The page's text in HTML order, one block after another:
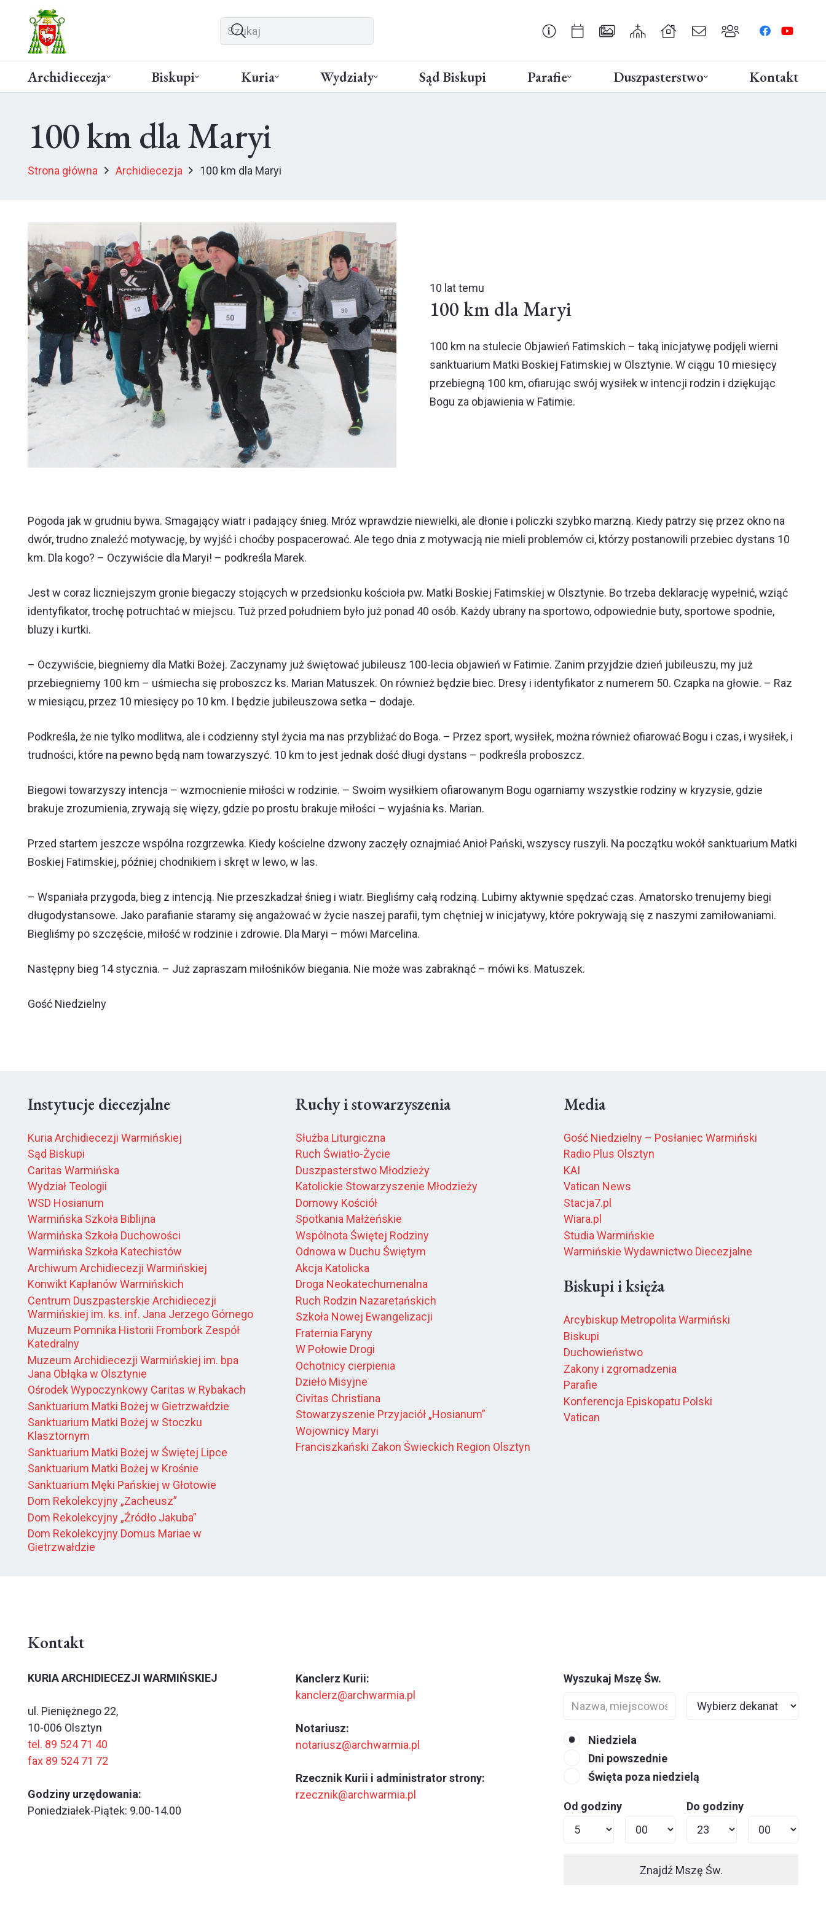
Archidiecezja Biskupi Kuria Wydziały Sąd Biskupi Parafie Duszpasterstwo Kontakt
100 km dla Maryi
Strona główna Archidiecezja 100 km dla Maryi
10 lat temu
100 km dla Maryi
100 km na stulecie Objawień Fatimskich – taką inicjatywę podjęli wierni
sanktuarium Matki Boskiej Fatimskiej w Olsztynie. W ciągu 10 miesięcy
przebiegną 100 km, ofiarując swój wysiłek w intencji rodzin i dziękując
Bogu za objawienia w Fatimie.
Pogoda jak w grudniu bywa. Smagający wiatr i padający śnieg. Mróz wprawdzie niewielki, ale dłonie i policzki szybko marzną. Kiedy patrzy się przez okno na
dwór, trudno znaleźć motywację, by wyjść i choćby pospacerować. Ale tego dnia z motywacją nie mieli problemów ci, którzy postanowili przebiec dystans 10
km. Dla kogo? – Oczywiście dla Maryi! – podkreśla Marek.
Jest w coraz liczniejszym gronie biegaczy stojących w przedsionku kościoła pw. Matki Boskiej Fatimskiej w Olsztynie. Bo trzeba deklarację wypełnić, wziąć
identyfikator, trochę potruchtać w miejscu. Tuż przed południem było już ponad 40 osób. Każdy ubrany na sportowo, odpowiednie buty, sportowe spodnie,
bluzy i kurtki.
– Oczywiście, biegniemy dla Matki Bożej. Zaczynamy już świętować jubileusz 100-lecia objawień w Fatimie. Zanim przyjdzie dzień jubileuszu, my już
przebiegniemy 100 km – uśmiecha się proboszcz ks. Marian Matuszek. On również będzie biec. Dresy i identyfikator z numerem 50. Czapka na głowie. – Raz
w miesiącu, przez 10 miesięcy po 10 km. I będzie jubileuszowa setka – dodaje.
Podkreśla, że nie tylko modlitwa, ale i codzienny styl życia ma nas przybliżać do Boga. – Przez sport, wysiłek, można również ofiarować Bogu i czas, i wysiłek, i
trudności, które na pewno będą nam towarzyszyć. 10 km to jest jednak dość długi dystans – podkreśla proboszcz.
Biegowi towarzyszy intencja – wzmocnienie miłości w rodzinie. – Swoim wysiłkiem ofiarowanym Bogu ogarniamy wszystkie rodziny w kryzysie, gdzie
brakuje zrozumienia, zrywają się więzy, gdzie po prostu brakuje miłości – wyjaśnia ks. Marian.
Przed startem jeszcze wspólna rozgrzewka. Kiedy kościelne dzwony zaczęły oznajmiać Anioł Pański, wszyscy ruszyli. Na początku wokół sanktuarium Matki
Boskiej Fatimskiej, później chodnikiem i skręt w lewo, w las.
– Wspaniała przygoda, bieg z intencją. Nie przeszkadzał śnieg i wiatr. Biegliśmy całą rodziną. Lubimy aktywnie spędzać czas. Amatorsko trenujemy biegi
długodystansowe. Jako parafianie staramy się angażować w życie naszej parafii, tym chętniej w inicjatywy, które pokrywają się z naszymi zamiłowaniami.
Biegliśmy po szczęście, miłość w rodzinie i zdrowie. Dla Maryi – mówi Marcelina.
Następny bieg 14 stycznia. – Już zapraszam miłośników biegania. Nie może was zabraknąć – mówi ks. Matuszek.
Gość Niedzielny
Instytucje diecezjalne
Kuria Archidiecezji Warmińskiej
Sąd Biskupi
Caritas Warmińska
Wydział Teologii
WSD Hosianum
Warmińska Szkoła Biblijna
Warmińska Szkoła Duchowości
Warmińska Szkoła Katechistów
Archiwum Archidiecezji Warmińskiej
Konwikt Kapłanów Warmińskich
Centrum Duszpasterskie Archidiecezji
Warmińskiej im. ks. inf. Jana Jerzego Górnego
Muzeum Pomnika Historii Frombork Zespół
Katedralny
Muzeum Archidiecezji Warmińskiej im. bpa
Jana Obłąka w Olsztynie
Ośrodek Wypoczynkowy Caritas w Rybakach
Sanktuarium Matki Bożej w Gietrzwałdzie
Sanktuarium Matki Bożej w Stoczku
Klasztornym
Sanktuarium Matki Bożej w Świętej Lipce
Sanktuarium Matki Bożej w Krośnie
Sanktuarium Męki Pańskiej w Głotowie
Dom Rekolekcyjny „Zacheusz”
Dom Rekolekcyjny „Źródło Jakuba”
Dom Rekolekcyjny Domus Mariae w
Gietrzwałdzie
Ruchy i stowarzyszenia
Służba Liturgiczna
Ruch Światło-Życie
Duszpasterstwo Młodzieży
Katolickie Stowarzyszenie Młodzieży
Domowy Kościół
Spotkania Małżeńskie
Wspólnota Świętej Rodziny
Odnowa w Duchu Świętym
Akcja Katolicka
Droga Neokatechumenalna
Ruch Rodzin Nazaretańskich
Szkoła Nowej Ewangelizacji
Fraternia Faryny
W Połowie Drogi
Ochotnicy cierpienia
Dzieło Misyjne
Civitas Christiana
Stowarzyszenie Przyjaciół „Hosianum”
Wojownicy Maryi
Franciszkański Zakon Świeckich Region Olsztyn
Media
Gość Niedzielny – Posłaniec Warmiński
Radio Plus Olsztyn
KAI
Vatican News
Stacja7.pl
Wiara.pl
Studia Warmińskie
Warmińskie Wydawnictwo Diecezjalne
Biskupi i księża
Arcybiskup Metropolita Warmiński
Biskupi
Duchowieństwo
Zakony i zgromadzenia
Parafie
Konferencja Episkopatu Polski
Vatican
Kontakt
KURIA ARCHIDIECEZJI WARMIŃSKIEJ
ul. Pieniężnego 22,
10-006 Olsztyn
tel. 89 524 71 40
fax 89 524 71 72
Godziny urzędowania:
Poniedziałek-Piątek: 9.00-14.00
Kanclerz Kurii:
kanclerz@archwarmia.pl
Notariusz:
notariusz@archwarmia.pl
Rzecznik Kurii i administrator strony:
rzecznik@archwarmia.pl
Wyszukaj Mszę Św.
Niedziela
Dni powszednie
Święta poza niedzielą
Od godziny Do godziny
Znajdź Mszę Św.